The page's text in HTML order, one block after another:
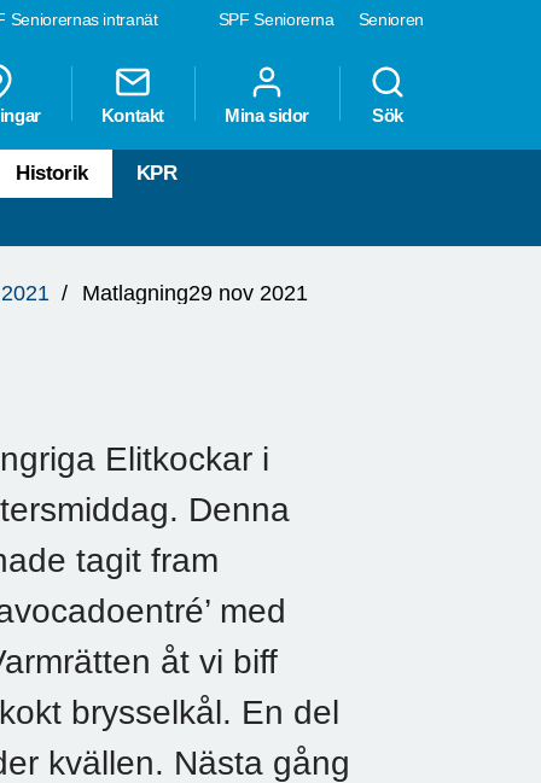
SPF Seniorerna Senioren
Seniorernas intranät
Kontakt Mina sidor Sök
Historik KPR
Matlagning29 nov 2021
Elitkockar i
Denna
tagit fram
med
åt vi biff
brysselkål. En del
kvällen. Nästa gång